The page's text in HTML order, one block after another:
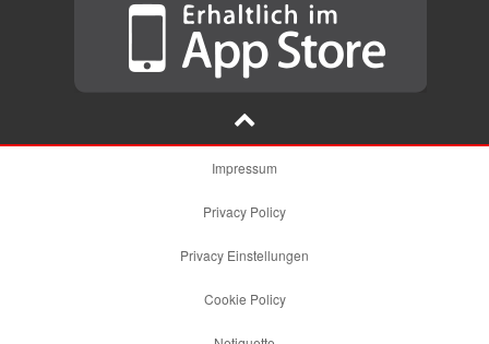
Impressum
Privacy Policy
Privacy Einstellungen
Cookie Policy